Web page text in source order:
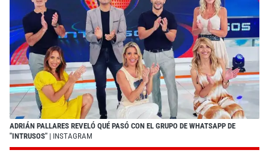
ADRIÁN PALLARES REVELÓ QUÉ PASÓ CON EL GRUPO DE WHATSAPP DE
"INTRUSOS" | INSTAGRAM